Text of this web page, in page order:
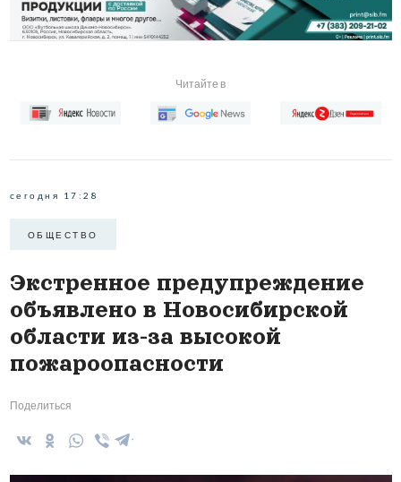
Читайте в
сегодня 17:28
ОБЩЕСТВО
Экстренное предупреждение
объявлено в Новосибирской
области из-за высокой
пожароопасности
Поделиться